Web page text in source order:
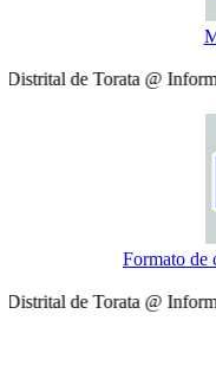
de Torata @
Formato de
de Torata @